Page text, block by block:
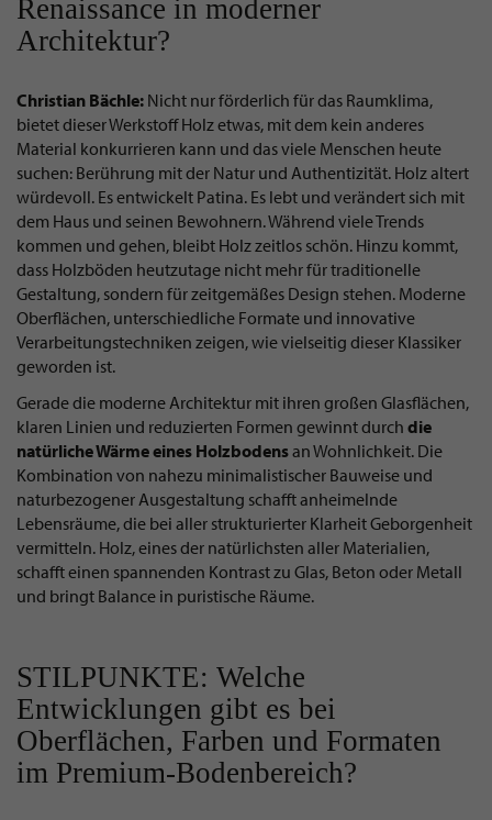
Renaissance in moderner
Architektur?
Christian Bächle: Nicht nur förderlich für das Raumklima,
bietet dieser Werkstoff Holz etwas, mit dem kein anderes
Material konkurrieren kann und das viele Menschen heute
suchen: Berührung mit der Natur und Authentizität. Holz altert
würdevoll. Es entwickelt Patina. Es lebt und verändert sich mit
dem Haus und seinen Bewohnern. Während viele Trends
kommen und gehen, bleibt Holz zeitlos schön. Hinzu kommt,
dass Holzböden heutzutage nicht mehr für traditionelle
Gestaltung, sondern für zeitgemäßes Design stehen. Moderne
Oberflächen, unterschiedliche Formate und innovative
Verarbeitungstechniken zeigen, wie vielseitig dieser Klassiker
geworden ist.
Gerade die moderne Architektur mit ihren großen Glasflächen,
klaren Linien und reduzierten Formen gewinnt durch die
natürliche Wärme eines Holzbodensan Wohnlichkeit. Die
Kombination von nahezu minimalistischer Bauweise und
naturbezogener Ausgestaltung schafft anheimelnde
Lebensräume, die bei aller strukturierter Klarheit Geborgenheit
vermitteln. Holz, eines der natürlichsten aller Materialien,
schafft einen spannenden Kontrast zu Glas, Beton oder Metall
und bringt Balance in puristische Räume.
STILPUNKTE: Welche
Entwicklungen gibt es bei
Oberflächen, Farben und Formaten
im Premium-Bodenbereich?